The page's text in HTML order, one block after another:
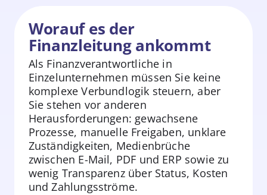
Worauf es der
Finanzleitung ankommt
Als Finanzverantwortliche in
Einzelunternehmen müssen Sie keine
komplexe Verbundlogik steuern, aber
Sie stehen vor anderen
Herausforderungen: gewachsene
Prozesse, manuelle Freigaben, unklare
Zuständigkeiten, Medienbrüche
zwischen E-Mail, PDF und ERP sowie zu
wenig Transparenz über Status, Kosten
und Zahlungsströme.